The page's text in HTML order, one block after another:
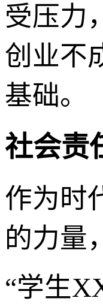
受压力
创业不
基础。
社会责
作为时
的力量
“学生